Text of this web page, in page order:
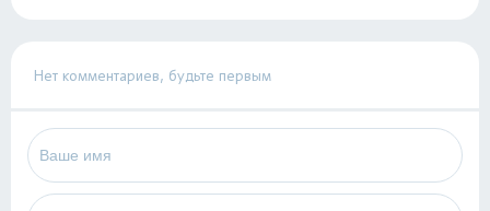
Нет комментариев, будьте первым